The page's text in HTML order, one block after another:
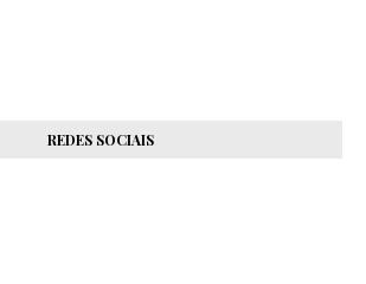
REDES SOCIAIS